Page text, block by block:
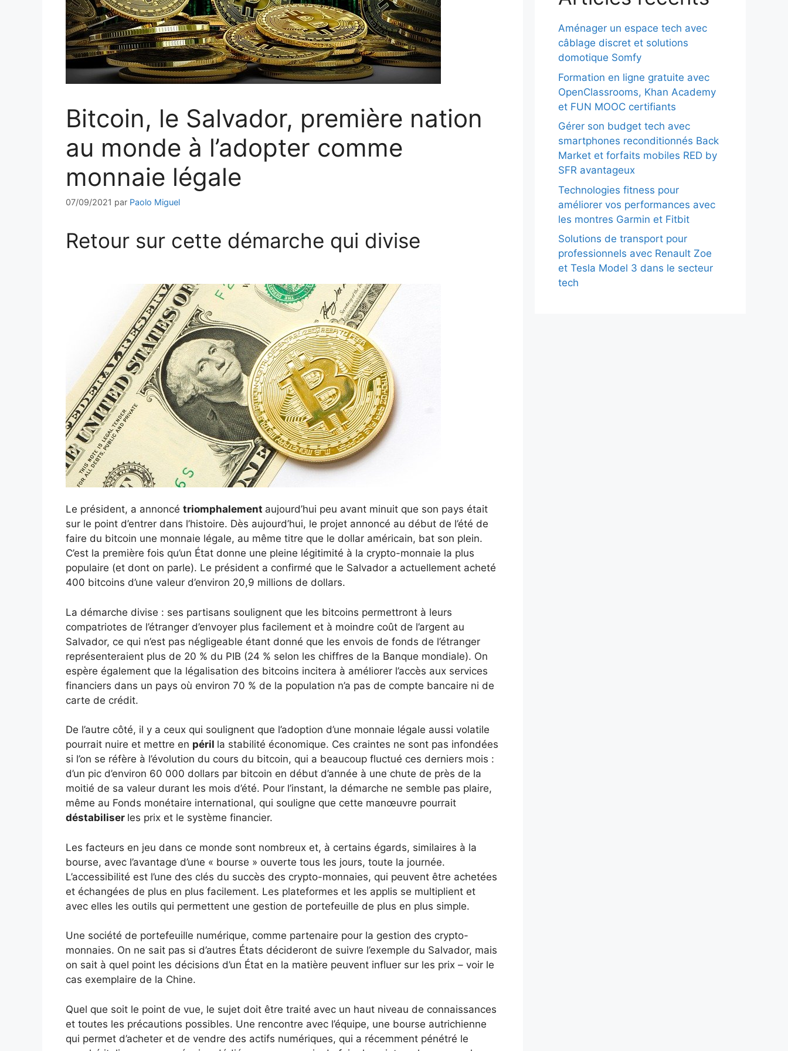
Bitcoin, le Salvador, première nation
au monde à l’adopter comme
monnaie légale
07/09/2021 par Paolo Miguel
Retour sur cette démarche qui divise
Le président, a annoncé triomphalement aujourd’hui peu avant minuit que son pays était
sur le point d’entrer dans l’histoire. Dès aujourd’hui, le projet annoncé au début de l’été de
faire du bitcoin une monnaie légale, au même titre que le dollar américain, bat son plein.
C’est la première fois qu’un État donne une pleine légitimité à la crypto-monnaie la plus
populaire (et dont on parle). Le président a confirmé que le Salvador a actuellement acheté
400 bitcoins d’une valeur d’environ 20,9 millions de dollars.
La démarche divise : ses partisans soulignent que les bitcoins permettront à leurs
compatriotes de l’étranger d’envoyer plus facilement et à moindre coût de l’argent au
Salvador, ce qui n’est pas négligeable étant donné que les envois de fonds de l’étranger
représenteraient plus de 20 % du PIB (24 % selon les chiffres de la Banque mondiale). On
espère également que la légalisation des bitcoins incitera à améliorer l’accès aux services
financiers dans un pays où environ 70 % de la population n’a pas de compte bancaire ni de
carte de crédit.
De l’autre côté, il y a ceux qui soulignent que l’adoption d’une monnaie légale aussi volatile
pourrait nuire et mettre en péril la stabilité économique. Ces craintes ne sont pas infondées
si l’on se réfère à l’évolution du cours du bitcoin, qui a beaucoup fluctué ces derniers mois :
d’un pic d’environ 60 000 dollars par bitcoin en début d’année à une chute de près de la
moitié de sa valeur durant les mois d’été. Pour l’instant, la démarche ne semble pas plaire,
même au Fonds monétaire international, qui souligne que cette manœuvre pourrait
déstabiliser les prix et le système financier.
Les facteurs en jeu dans ce monde sont nombreux et, à certains égards, similaires à la
bourse, avec l’avantage d’une « bourse » ouverte tous les jours, toute la journée.
L’accessibilité est l’une des clés du succès des crypto-monnaies, qui peuvent être achetées
et échangées de plus en plus facilement. Les plateformes et les applis se multiplient et
avec elles les outils qui permettent une gestion de portefeuille de plus en plus simple.
Une société de portefeuille numérique, comme partenaire pour la gestion des crypto-
monnaies. On ne sait pas si d’autres États décideront de suivre l’exemple du Salvador, mais
on sait à quel point les décisions d’un État en la matière peuvent influer sur les prix – voir le
cas exemplaire de la Chine.
Quel que soit le point de vue, le sujet doit être traité avec un haut niveau de connaissances
et toutes les précautions possibles. Une rencontre avec l’équipe, une bourse autrichienne
qui permet d’acheter et de vendre des actifs numériques, qui a récemment pénétré le
Aménager un espace tech avec
câblage discret et solutions
domotique Somfy
Formation en ligne gratuite avec
OpenClassrooms, Khan Academy
et FUN MOOC certifiants
Gérer son budget tech avec
smartphones reconditionnés Back
Market et forfaits mobiles RED by
SFR avantageux
Technologies fitness pour
améliorer vos performances avec
les montres Garmin et Fitbit
Solutions de transport pour
professionnels avec Renault Zoe
et Tesla Model 3 dans le secteur
tech